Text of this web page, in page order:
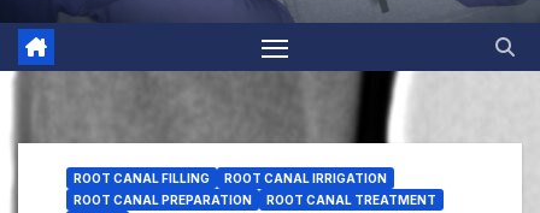
ROOT CANAL FILLING
ROOT CANAL IRRIGATION
ROOT CANAL PREPARATION
ROOT CANAL TREATMENT